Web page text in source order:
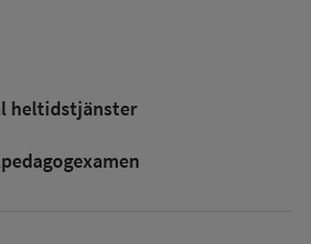
heltidstjänster